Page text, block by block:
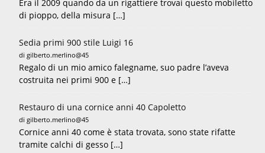
Era il 2009 quando da un rigattiere trovai questo mobiletto
di pioppo, della misura […]
Sedia primi 900 stile Luigi 16
di gilberto.merlino@45
Regalo di un mio amico falegname, suo padre l’aveva
costruita nei primi 900 e […]
Restauro di una cornice anni 40 Capoletto
di gilberto.merlino@45
Cornice anni 40 come è stata trovata, sono state rifatte
tramite calchi di gesso […]